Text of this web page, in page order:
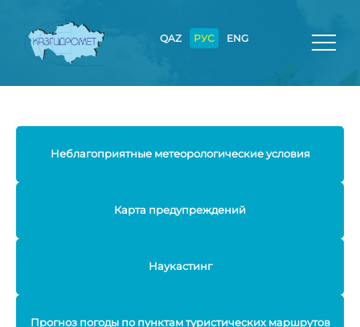
QAZ РУС ENG
Неблагоприятные метеорологические условия
Карта предупреждений
Наукастинг
Прогноз погоды по пунктам туристических маршрутов